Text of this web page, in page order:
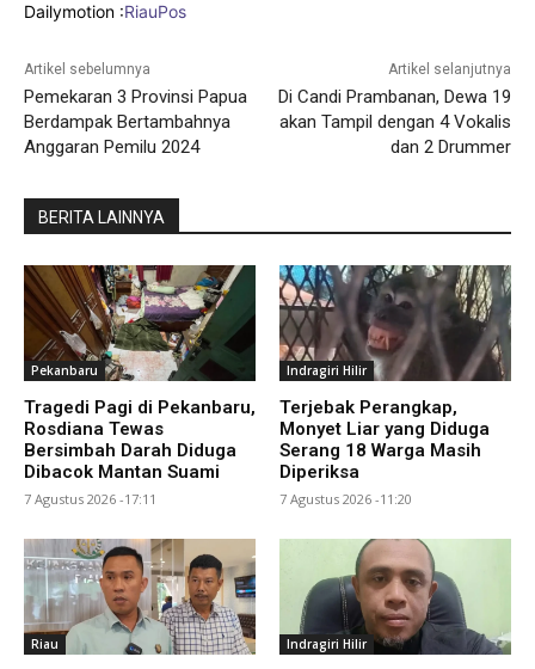
Dailymotion :RiauPos
Artikel sebelumnya
Pemekaran 3 Provinsi Papua
Berdampak Bertambahnya
Anggaran Pemilu 2024
Artikel selanjutnya
Di Candi Prambanan, Dewa 19
akan Tampil dengan 4 Vokalis
dan 2 Drummer
BERITA LAINNYA
Pekanbaru
Tragedi Pagi di Pekanbaru,
Rosdiana Tewas
Bersimbah Darah Diduga
Dibacok Mantan Suami
7 Agustus 2026 -17:11
Indragiri Hilir
Terjebak Perangkap,
Monyet Liar yang Diduga
Serang 18 Warga Masih
Diperiksa
7 Agustus 2026 -11:20
Riau Indragiri Hilir